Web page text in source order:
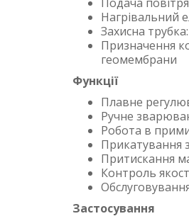
Нагрівальний
Захисна
Призначення
геомембрани
Функції
Плавне
Ручне
Робота в
Прикатування
Притискання
Контроль
Застосування